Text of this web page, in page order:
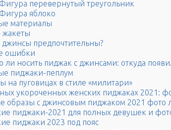
Фигура перевернутый треугольник
Фигура яблоко
материалы
жакеты
джинсы предпочтительны?
ошибки
ли носить пиджак с джинсами: откуда
пиджаки-пеплум
на пуговицах в стиле «милитари»
укороченных женских пиджаках 2021:
образы с джинсовым пиджаком 2021 фото
пиджаки-2021 для полных девушек и
пиджаки 2023 под пояс